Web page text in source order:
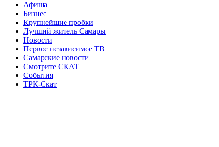
Афиша
Бизнес
Крупнейшие пробки
Лучший житель Самары
Новости
Первое независимое ТВ
Самарские новости
Смотрите СКАТ
События
ТРК-Скат